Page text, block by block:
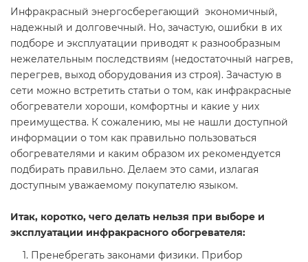
Инфракрасный энергосберегающий экономичный,
надежный и долговечный. Но, зачастую, ошибки в их
подборе и эксплуатации приводят к разнообразным
нежелательным последствиям (недостаточный нагрев,
перегрев, выход оборудования из строя). Зачастую в
сети можно встретить статьи о том, как инфракрасные
обогреватели хороши, комфортны и какие у них
преимущества. К сожалению, мы не нашли доступной
информации о том как правильно пользоваться
обогревателями и каким образом их рекомендуется
подбирать правильно. Делаем это сами, излагая
доступным уважаемому покупателю языком.
Итак, коротко, чего делать нельзя при выборе и
эксплуатации инфракрасного обогревателя:
Пренебрегать законами физики. Прибор